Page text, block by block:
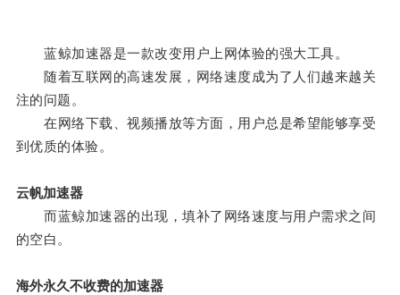
蓝鲸加速器是一款改变用户上网体验的强大工具。
随着互联网的高速发展，网络速度成为了人们越来越关
注的问题。
在网络下载、视频播放等方面，用户总是希望能够享受
到优质的体验。
云帆加速器
而蓝鲸加速器的出现，填补了网络速度与用户需求之间
的空白。
海外永久不收费的加速器